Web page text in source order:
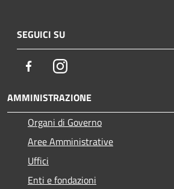
SEGUICI SU
FacebookInstagram
AMMINISTRAZIONE
Organi di Governo
Aree Amministrative
Uffici
Enti e fondazioni